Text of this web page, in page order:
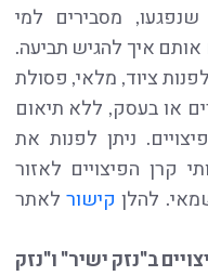
מסבירים למי
אותם איך להגיש תביעה.
ציוד, מלאי, פסולת
או בעסק, ללא תיאום
ניתן לפנות את
קרן הפיצויים לאזור
להלן קישור לאתר
ב"נזק ישיר" ו"נזק